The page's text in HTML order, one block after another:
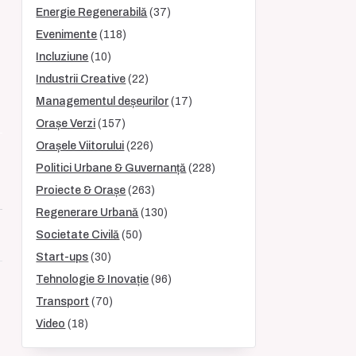
Energie Regenerabilă (37)
Evenimente (118)
Incluziune (10)
Industrii Creative (22)
Managementul deșeurilor (17)
Orașe Verzi (157)
Orașele Viitorului (226)
Politici Urbane & Guvernanță (228)
Proiecte & Orașe (263)
Regenerare Urbană (130)
Societate Civilă (50)
Start-ups (30)
Tehnologie & Inovație (96)
Transport (70)
Video (18)